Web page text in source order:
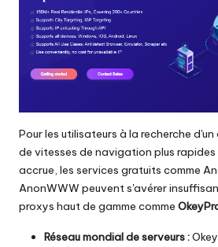
Pour les utilisateurs à la recherche
de vitesses de navigation plus rapides
accrue, les services gratuits comme
AnonWWW peuvent s'avérer
proxys haut de gamme comme
Réseau mondial de serveurs :